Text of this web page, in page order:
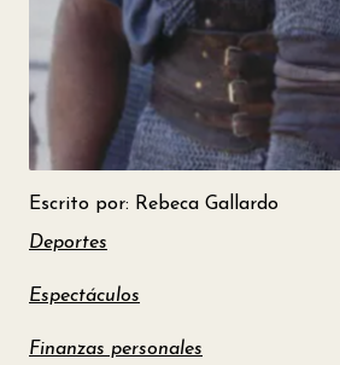
Escrito por: Rebeca Gallardo
Deportes
Espectáculos
Finanzas personales